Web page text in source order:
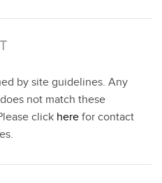
by site guidelines. Any
not match these
click here for contact